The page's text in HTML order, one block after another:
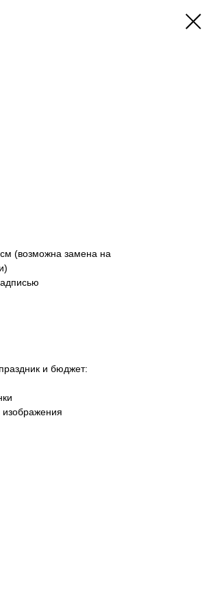
(возможна замена на
и бюджет:
изображения